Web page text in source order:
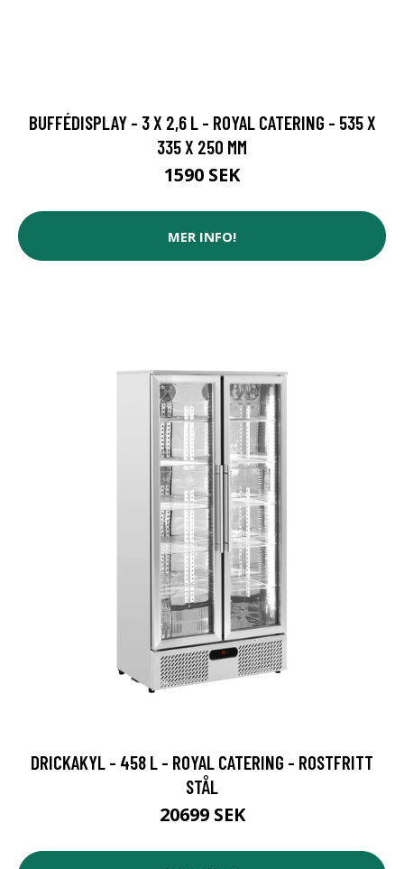
BUFFÉDISPLAY - 3 X 2,6 L - ROYAL CATERING - 535 X
335 X 250 MM
1590 SEK
MER INFO!
DRICKAKYL - 458 L - ROYAL CATERING - ROSTFRITT
STÅL
20699 SEK